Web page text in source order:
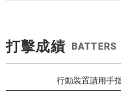
打擊成績 BATTERS